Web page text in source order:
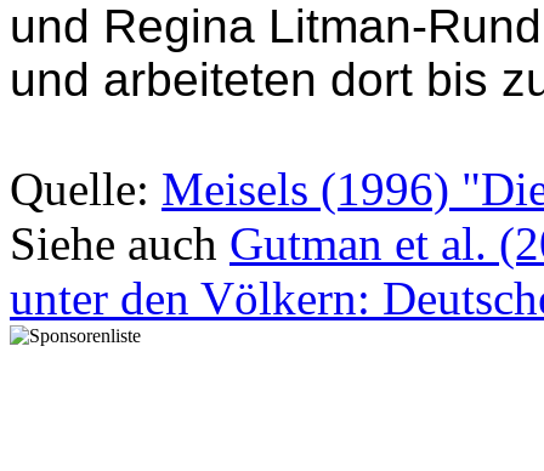
überführt werden sollen,
gefälschten "arischen"
und Regina Litman-
und arbeiteten dort bis
Quelle: